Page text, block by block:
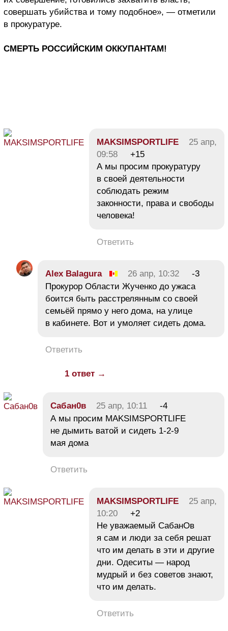
совершать убийства и тому подобное», — отметили
в прокуратуре.
СМЕРТЬ РОССИЙСКИМ ОККУПАНТАМ!
MAKSIMSPORTLIFE
25 апр,
09:58
+15
А мы просим прокуратуру
в своей деятельности
соблюдать режим
законности, права и свободы
человека!
Ответить
Alex Balagura 26 апр, 10:32
-3
Прокурор Области Жученко до ужаса
боится быть расстрелянным со своей
семьёй прямо у него дома, на улице
в кабинете. Вот и умоляет сидеть дома.
Ответить
1 ответ →
Сабан0в 25 апр, 10:11
-4
А мы просим MAKSIMSPORTLIFE
не дымить ватой и сидеть 1-2-9
мая дома
Ответить
MAKSIMSPORTLIFE
25 апр,
10:20
+2
Не уважаемый СабанОв
я сам и люди за себя решат
что им делать в эти и другие
дни. Одеситы — народ
мудрый и без советов знают,
что им делать.
Ответить